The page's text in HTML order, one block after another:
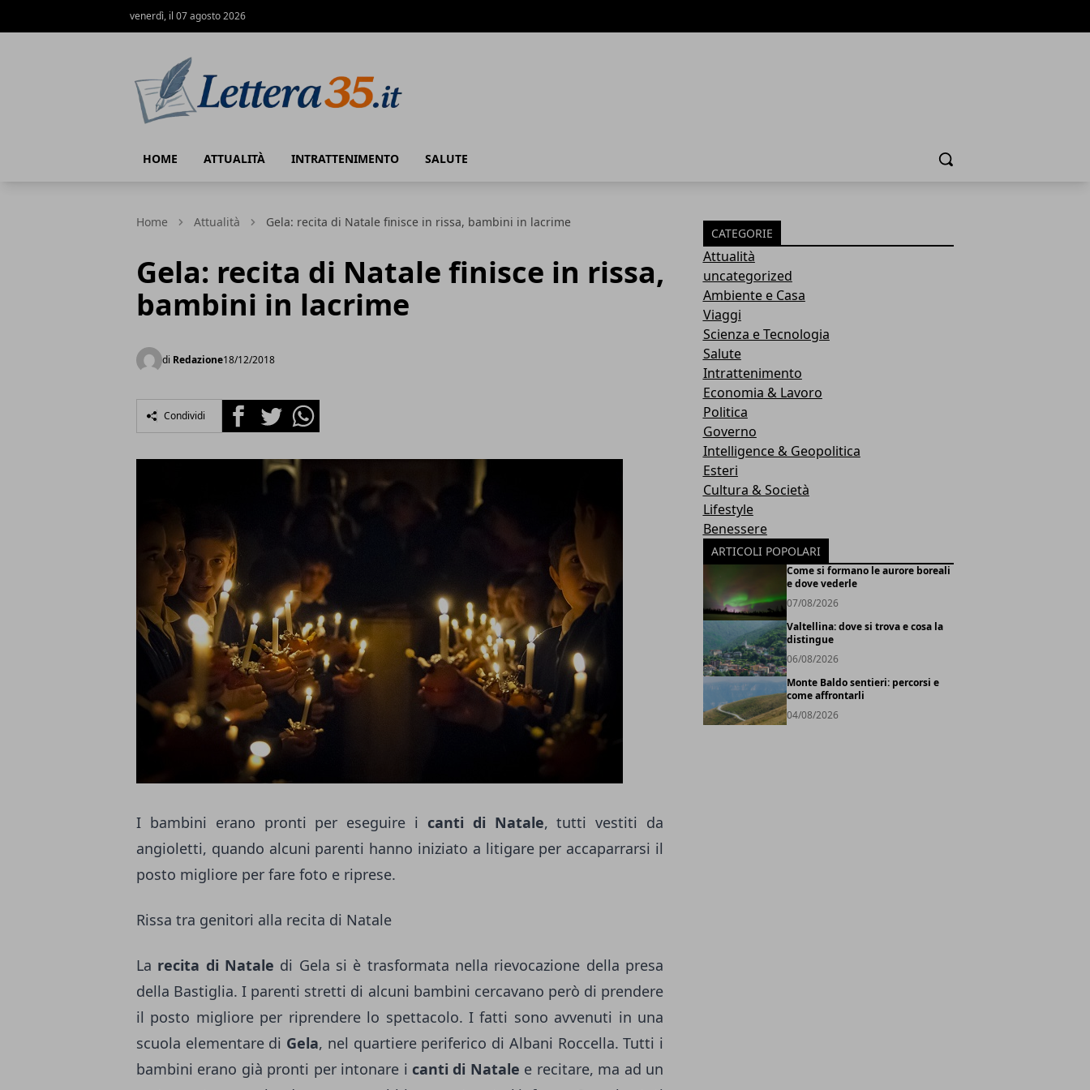
venerdì, il 07 agosto 2026
HOME ATTUALITÀ INTRATTENIMENTO SALUTE Cerca
Home Attualità Gela: recita di Natale finisce in rissa, bambini in lacrime
Gela: recita di Natale finisce in rissa,
bambini in lacrime
di Redazione18/12/2018
Condividi FacebookTwitterWhatsapp
I bambini erano pronti per eseguire i canti di Natale, tutti vestiti da
angioletti, quando alcuni parenti hanno iniziato a litigare per accaparrarsi il
posto migliore per fare foto e riprese.
Rissa tra genitori alla recita di Natale
La recita di Natale di Gela si è trasformata nella rievocazione della presa
della Bastiglia. I parenti stretti di alcuni bambini cercavano però di prendere
il posto migliore per riprendere lo spettacolo. I fatti sono avvenuti in una
scuola elementare di Gela, nel quartiere periferico di Albani Roccella. Tutti i
bambini erano già pronti per intonare i canti di Natale e recitare, ma ad un
CATEGORIE
Attualità
uncategorized
Ambiente e Casa
Viaggi
Scienza e Tecnologia
Salute
Intrattenimento
Economia & Lavoro
Politica
Governo
Intelligence & Geopolitica
Esteri
Cultura & Società
Lifestyle
Benessere
ARTICOLI POPOLARI
Come si formano le aurore boreali
e dove vederle
07/08/2026
Valtellina: dove si trova e cosa la
distingue
06/08/2026
Monte Baldo sentieri: percorsi e
come affrontarli
04/08/2026